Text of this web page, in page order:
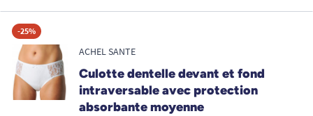
-25%
ACHEL SANTE
Culotte dentelle devant et fond
intraversable avec protection
absorbante moyenne